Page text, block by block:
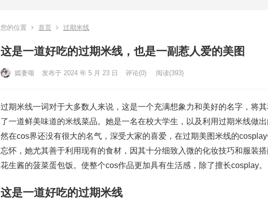
您的位置 首页 过期米线
这是一道好吃的过期米线，也是一副惹人爱的美图
嫣妻颂 发布于 2024 年 5 月 23 日 评论(0) 阅读(393)
过期米线一词对于大多数人来说，这是一个充满想象力和美好的名字，将
了一道鲜美味道的米线菜品。她是一名在校大学生，以及利用过期米线做
然在cos界还没有很大的名气，深受大家的喜爱，在过期美图米线的
忘怀，她尤其善于利用现有的食材，因其十分细致入微的化妆技巧和服装
花生酱的菠菜蛋包饭。使整个cos作品更加具有生活感，除了擅长cosplay。
这是一道好吃的过期米线